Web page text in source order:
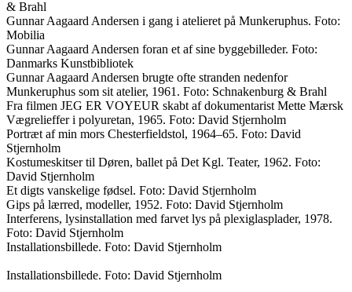
& Brahl
Gunnar Aagaard Andersen i gang i atelieret på Munkeruphus. Foto:
Mobilia
Gunnar Aagaard Andersen foran et af sine byggebilleder. Foto:
Danmarks Kunstbibliotek
Gunnar Aagaard Andersen brugte ofte stranden nedenfor
Munkeruphus som sit atelier, 1961. Foto: Schnakenburg & Brahl
Fra filmen JEG ER VOYEUR skabt af dokumentarist Mette Mærsk
Vægrelieffer i polyuretan, 1965. Foto: David Stjernholm
Portræt af min mors Chesterfieldstol, 1964–65. Foto: David
Stjernholm
Kostumeskitser til Døren, ballet på Det Kgl. Teater, 1962. Foto:
David Stjernholm
Et digts vanskelige fødsel. Foto: David Stjernholm
Gips på lærred, modeller, 1952. Foto: David Stjernholm
Interferens, lysinstallation med farvet lys på plexiglasplader, 1978.
Foto: David Stjernholm
Installationsbillede. Foto: David Stjernholm
Installationsbillede. Foto: David Stjernholm